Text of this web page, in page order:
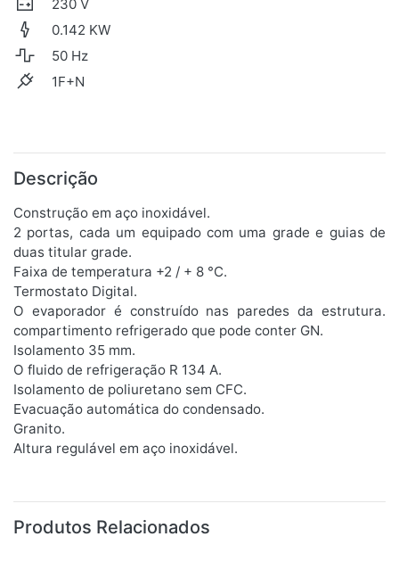
230 V
0.142 KW
50 Hz
1F+N
Descrição
Construção em aço inoxidável.
2 portas, cada um equipado com uma grade e guias de
duas titular grade.
Faixa de temperatura +2 / + 8 °C.
Termostato Digital.
O evaporador é construído nas paredes da estrutura.
compartimento refrigerado que pode conter GN.
Isolamento 35 mm.
O fluido de refrigeração R 134 A.
Isolamento de poliuretano sem CFC.
Evacuação automática do condensado.
Granito.
Altura regulável em aço inoxidável.
Produtos Relacionados